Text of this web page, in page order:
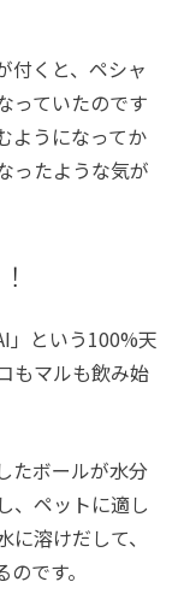
付くと、ペシャ
っていたのです
ようになってか
ったような気が
」という100%天
もマルも飲み始
たボールが水分
、ペットに適し
溶けだして、
です。